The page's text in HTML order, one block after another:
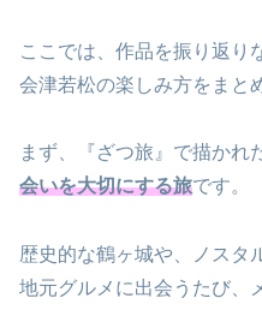
ここでは、作品を振り返り
会津若松の楽しみ方をまと
まず、『ざつ旅』で描かれ
会いを大切にする旅です。
歴史的な鶴ヶ城や、ノスタ
地元グルメに出会うたび、